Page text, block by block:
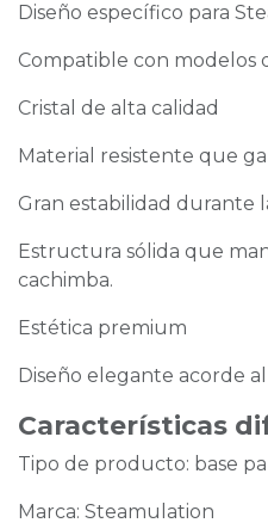
Diseño específico para
Compatible con modelos
Cristal de alta calidad
Material resistente que
Gran estabilidad durante
Estructura sólida que
cachimba.
Estética premium
Diseño elegante acorde
Características
Tipo de producto: base
Marca: Steamulation